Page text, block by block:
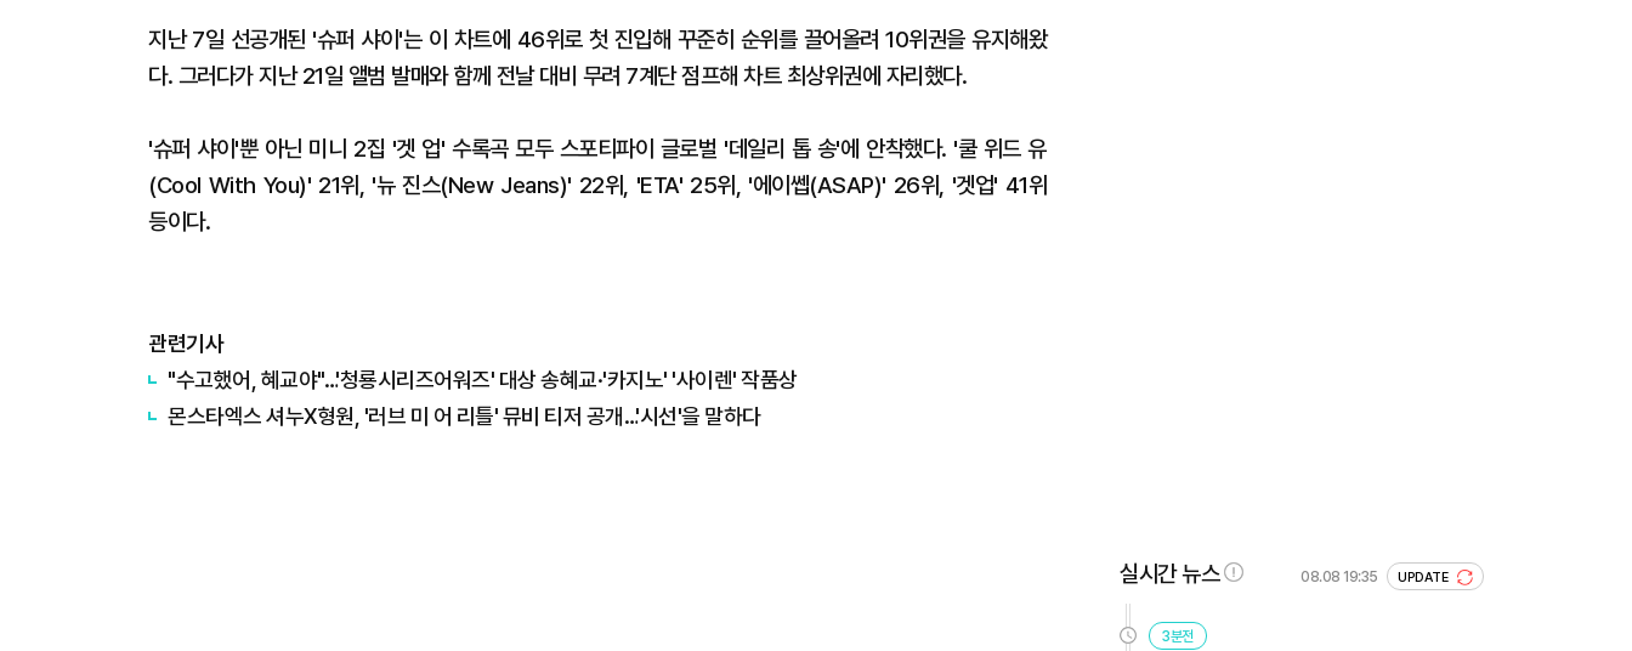
지난 7일 선공개된 '슈퍼 샤이'는 이 차트에 46위로 첫 진입해 꾸준히 순위를 끌어올려 10위권을 유지해왔
다. 그러다가 지난 21일 앨범 발매와 함께 전날 대비 무려 7계단 점프해 차트 최상위권에 자리했다.
'슈퍼 샤이'뿐 아닌 미니 2집 '겟 업' 수록곡 모두 스포티파이 글로벌 '데일리 톱 송'에 안착했다. '쿨 위드 유
(Cool With You)' 21위, '뉴 진스(New Jeans)' 22위, 'ETA' 25위, '에이쎕(ASAP)' 26위, '겟업' 41위
등이다.
관련기사
"수고했어, 혜교야"…'청룡시리즈어워즈' 대상 송혜교·'카지노' '사이렌' 작품상
몬스타엑스 셔누X형원, '러브 미 어 리틀' 뮤비 티저 공개…'시선'을 말하다
실시간 뉴스 08.08 19:35 UPDATE
3분전